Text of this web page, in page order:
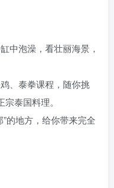
中泡澡，看壮丽海景，
、泰拳课程，随你挑
泰国料理。
的地方，给你带来完全